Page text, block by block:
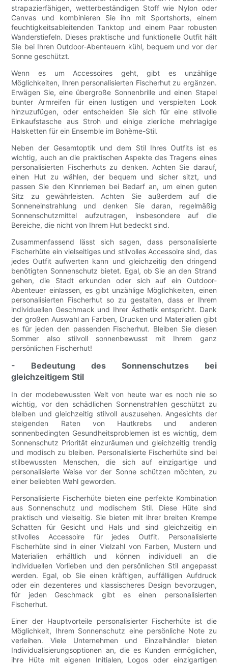
strapazierfähigen, wetterbeständigen Stoff wie Nylon oder
Canvas und kombinieren Sie ihn mit Sportshorts, einem
feuchtigkeitsableitenden Tanktop und einem Paar robusten
Wanderstiefeln. Dieses praktische und funktionelle Outfit hält
Sie bei Ihren Outdoor-Abenteuern kühl, bequem und vor der
Sonne geschützt.
Wenn es um Accessoires geht, gibt es unzählige
Möglichkeiten, Ihren personalisierten Fischerhut zu ergänzen.
Erwägen Sie, eine übergroße Sonnenbrille und einen Stapel
bunter Armreifen für einen lustigen und verspielten Look
hinzuzufügen, oder entscheiden Sie sich für eine stilvolle
Einkaufstasche aus Stroh und einige zierliche mehrlagige
Halsketten für ein Ensemble im Bohème-Stil.
Neben der Gesamtoptik und dem Stil Ihres Outfits ist es
wichtig, auch an die praktischen Aspekte des Tragens eines
personalisierten Fischerhuts zu denken. Achten Sie darauf,
einen Hut zu wählen, der bequem und sicher sitzt, und
passen Sie den Kinnriemen bei Bedarf an, um einen guten
Sitz zu gewährleisten. Achten Sie außerdem auf die
Sonneneinstrahlung und denken Sie daran, regelmäßig
Sonnenschutzmittel aufzutragen, insbesondere auf die
Bereiche, die nicht von Ihrem Hut bedeckt sind.
Zusammenfassend lässt sich sagen, dass personalisierte
Fischerhüte ein vielseitiges und stilvolles Accessoire sind, das
jedes Outfit aufwerten kann und gleichzeitig den dringend
benötigten Sonnenschutz bietet. Egal, ob Sie an den Strand
gehen, die Stadt erkunden oder sich auf ein Outdoor-
Abenteuer einlassen, es gibt unzählige Möglichkeiten, einen
personalisierten Fischerhut so zu gestalten, dass er Ihrem
individuellen Geschmack und Ihrer Ästhetik entspricht. Dank
der großen Auswahl an Farben, Drucken und Materialien gibt
es für jeden den passenden Fischerhut. Bleiben Sie diesen
Sommer also stilvoll sonnenbewusst mit Ihrem ganz
persönlichen Fischerhut!
- Bedeutung des Sonnenschutzes bei
gleichzeitigem Stil
In der modebewussten Welt von heute war es noch nie so
wichtig, vor den schädlichen Sonnenstrahlen geschützt zu
bleiben und gleichzeitig stilvoll auszusehen. Angesichts der
steigenden Raten von Hautkrebs und anderen
sonnenbedingten Gesundheitsproblemen ist es wichtig, dem
Sonnenschutz Priorität einzuräumen und gleichzeitig trendig
und modisch zu bleiben. Personalisierte Fischerhüte sind bei
stilbewussten Menschen, die sich auf einzigartige und
personalisierte Weise vor der Sonne schützen möchten, zu
einer beliebten Wahl geworden.
Personalisierte Fischerhüte bieten eine perfekte Kombination
aus Sonnenschutz und modischem Stil. Diese Hüte sind
praktisch und vielseitig. Sie bieten mit ihrer breiten Krempe
Schatten für Gesicht und Hals und sind gleichzeitig ein
stilvolles Accessoire für jedes Outfit. Personalisierte
Fischerhüte sind in einer Vielzahl von Farben, Mustern und
Materialien erhältlich und können individuell an die
individuellen Vorlieben und den persönlichen Stil angepasst
werden. Egal, ob Sie einen kräftigen, auffälligen Aufdruck
oder ein dezenteres und klassischeres Design bevorzugen,
für jeden Geschmack gibt es einen personalisierten
Fischerhut.
Einer der Hauptvorteile personalisierter Fischerhüte ist die
Möglichkeit, Ihrem Sonnenschutz eine persönliche Note zu
verleihen. Viele Unternehmen und Einzelhändler bieten
Individualisierungsoptionen an, die es Kunden ermöglichen,
ihre Hüte mit eigenen Initialen, Logos oder einzigartigen